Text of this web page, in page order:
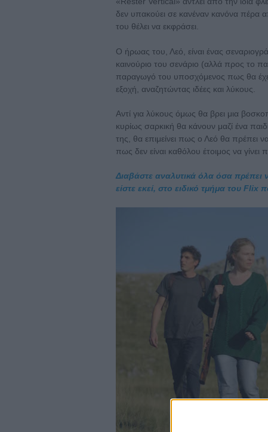
δεν υπακούει σε κανέναν κανόνα πέρα
του θέλει να εκφράσει.
Ο ήρωας του, Λεό, είναι ένας
καινούριο του σενάριο (αλλά προς το
παραγωγό του υποσχόμενος πως θα έχει
εξοχή, αναζητώντας ιδέες και λύκους.
Αντί για λύκους όμως θα βρει μια
κυρίως σαρκική θα κάνουν μαζί ένα
της, θα επιμείνει πως ο Λεό θα πρέπει
πως δεν είναι καθόλου έτοιμος να γίνει
Διαβάστε αναλυτικά όλα όσα
είστε εκεί, στο ειδικό τμήμα του